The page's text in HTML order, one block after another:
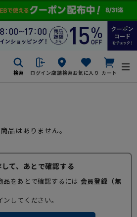
検索 ログイン店舗検索お気に入り カート
品はありません。
て、あとで確認する
品をあとで確認するには 会員登録（無
してください。